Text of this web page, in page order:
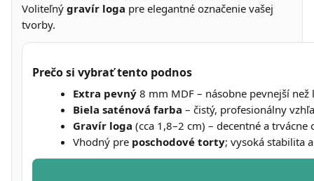
Voliteľný gravír loga pre elegantné označenie vašej
tvorby.
Prečo si vybrať tento podnos
Extra pevný 8 mm MDF – násobne pevnejší
Biela saténová farba – čistý, profesionálny
Gravír loga (cca 1,8–2 cm) – decentné a trvácne
Vhodný pre poschodové torty; vysoká stabilita